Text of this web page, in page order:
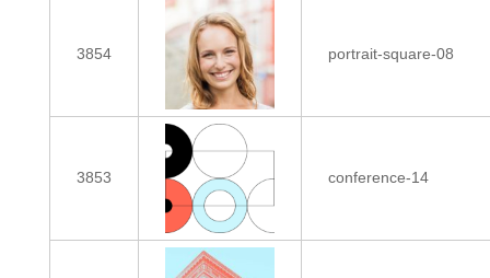
3854 portrait-square-08
3853 conference-14